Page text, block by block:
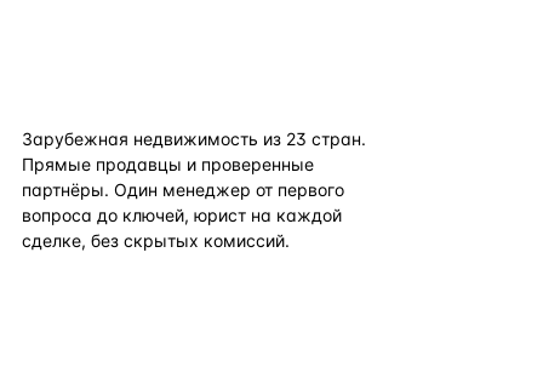
Зарубежная недвижимость из 23 стран.
Прямые продавцы и проверенные
партнёры. Один менеджер от первого
вопроса до ключей, юрист на каждой
сделке, без скрытых комиссий.